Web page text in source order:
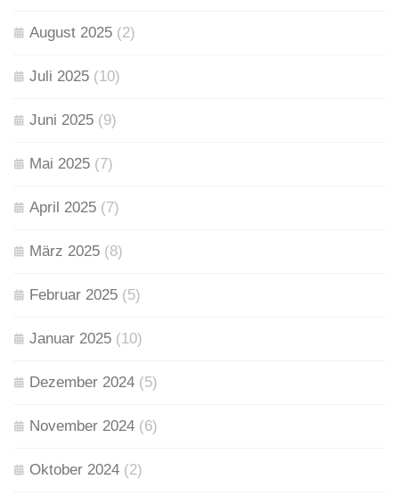
August 2025 (2)
Juli 2025 (10)
Juni 2025 (9)
Mai 2025 (7)
April 2025 (7)
März 2025 (8)
Februar 2025 (5)
Januar 2025 (10)
Dezember 2024 (5)
November 2024 (6)
Oktober 2024 (2)